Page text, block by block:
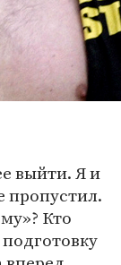
выйти. Я и
пропустил.
Кто